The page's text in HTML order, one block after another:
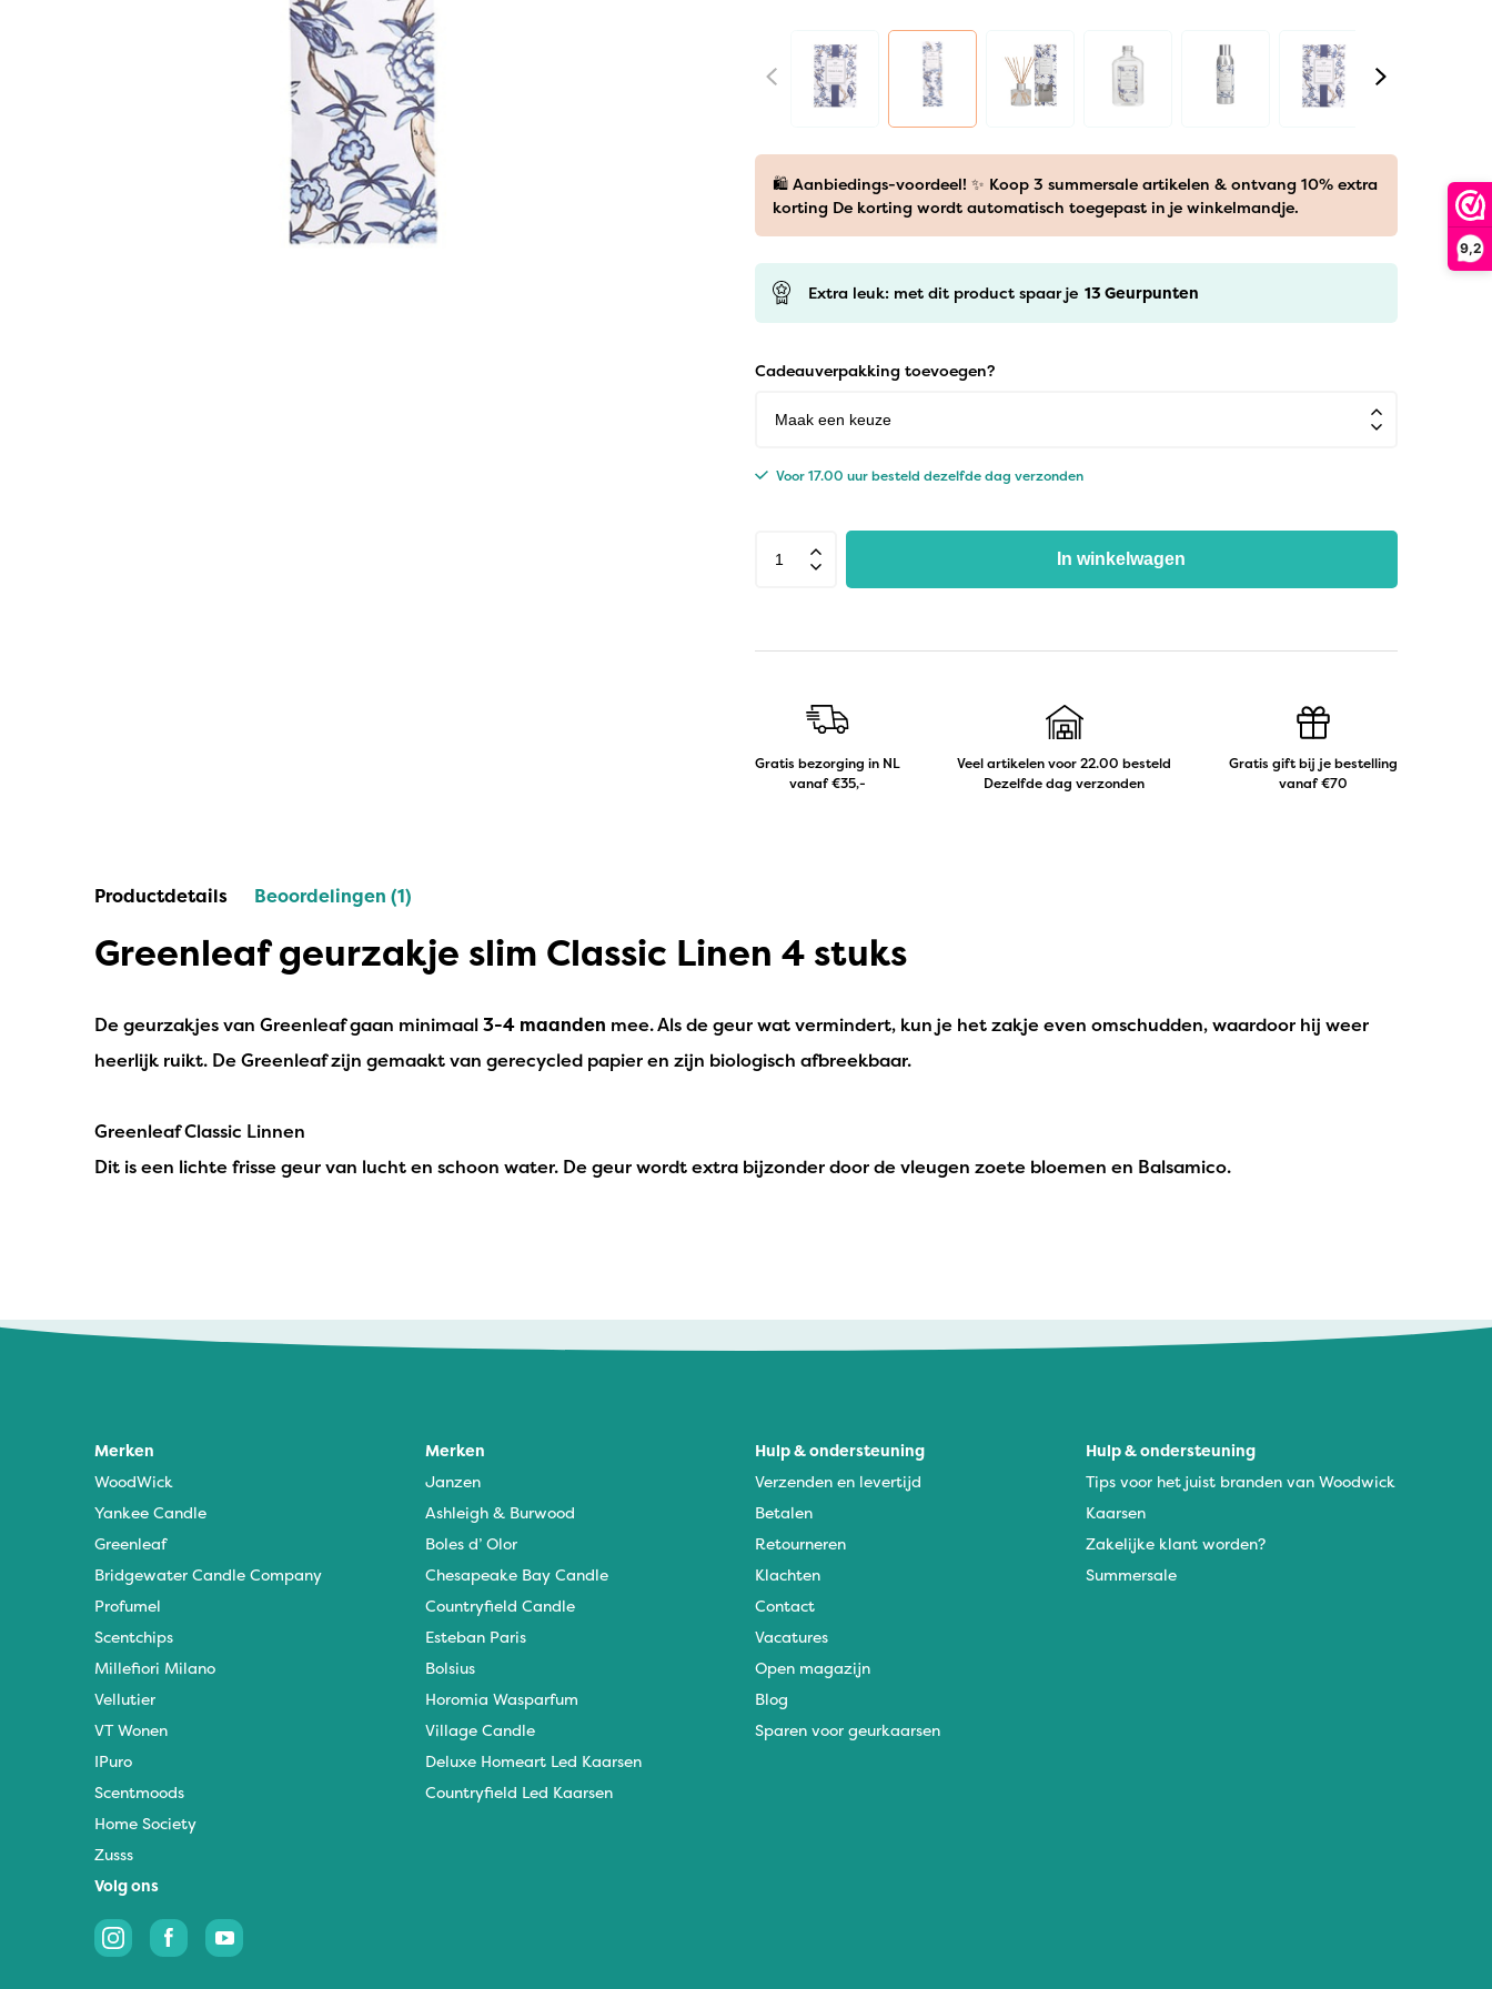
9,2
Horomia Wasparfum
🛍️ Aanbiedings-voordeel! ✨ Koop 3 summersale artikelen & ontvang 10% extra
korting De korting wordt automatisch toegepast in je winkelmandje.
Extra leuk: met dit product spaar je 13 Geurpunten
Cadeauverpakking toevoegen?
Voor 17.00 uur besteld dezelfde dag verzonden
In winkelwagen
Gratis bezorging in NL
vanaf €35,-
Veel artikelen voor 22.00 besteld
Dezelfde dag verzonden
Gratis gift bij je bestelling
vanaf €70
Productdetails Beoordelingen (1)
Greenleaf geurzakje slim Classic Linen 4 stuks
De geurzakjes van Greenleaf gaan minimaal3-4 maanden mee. Als de geur wat vermindert, kun je het zakje even omschudden, waardoor hij weer
heerlijk ruikt. De Greenleaf zijn gemaakt van gerecycled papier en zijn biologisch afbreekbaar.
Greenleaf Classic Linnen
Dit is een lichte frisse geur van lucht en schoon water. De geur wordt extra bijzonder door de vleugen zoete bloemen en Balsamico.
Merken
WoodWick
Yankee Candle
Greenleaf
Bridgewater Candle Company
Profumel
Scentchips
Millefiori Milano
Vellutier
VT Wonen
IPuro
Scentmoods
Home Society
Zusss
Merken
Janzen
Ashleigh & Burwood
Boles d’ Olor
Chesapeake Bay Candle
Countryfield Candle
Esteban Paris
Bolsius
Horomia Wasparfum
Village Candle
Deluxe Homeart Led Kaarsen
Countryfield Led Kaarsen
Hulp & ondersteuning
Verzenden en levertijd
Betalen
Retourneren
Klachten
Contact
Vacatures
Open magazijn
Blog
Sparen voor geurkaarsen
Hulp & ondersteuning
Tips voor het juist branden van Woodwick
Kaarsen
Zakelijke klant worden?
Summersale
Volg ons